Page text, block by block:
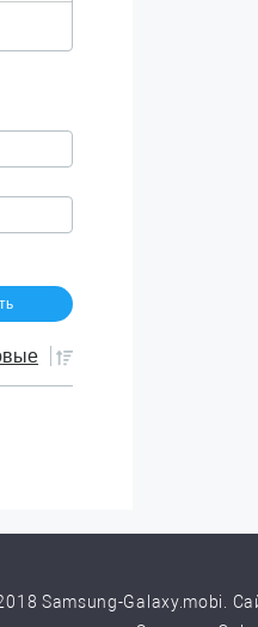
Samsung-Galaxy.mobi.